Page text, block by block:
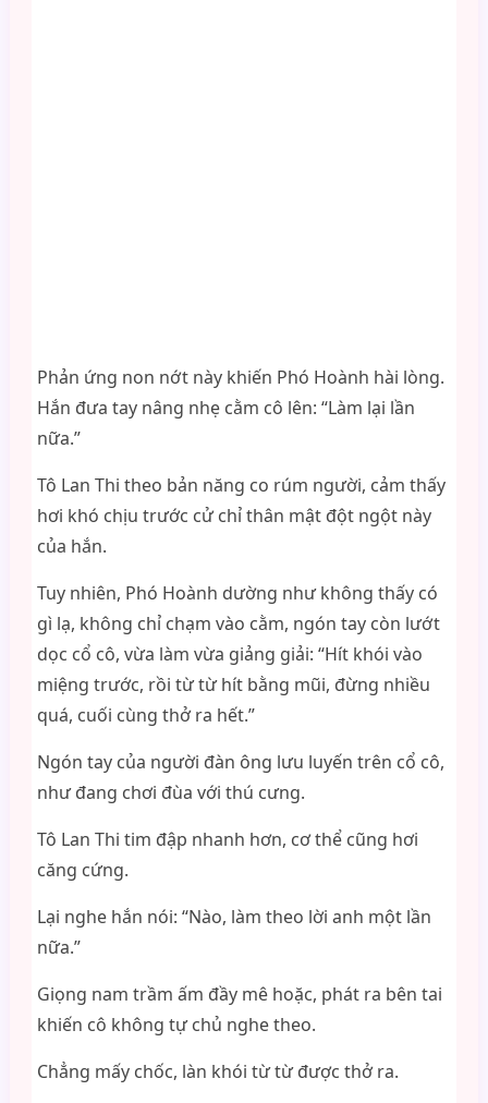
Phản ứng non nớt này khiến Phó Hoành hài lòng.
Hắn đưa tay nâng nhẹ cằm cô lên: “Làm lại lần
nữa.”
Tô Lan Thi theo bản năng co rúm người, cảm thấy
hơi khó chịu trước cử chỉ thân mật đột ngột này
của hắn.
Tuy nhiên, Phó Hoành dường như không thấy có
gì lạ, không chỉ chạm vào cằm, ngón tay còn lướt
dọc cổ cô, vừa làm vừa giảng giải: “Hít khói vào
miệng trước, rồi từ từ hít bằng mũi, đừng nhiều
quá, cuối cùng thở ra hết.”
Ngón tay của người đàn ông lưu luyến trên cổ cô,
như đang chơi đùa với thú cưng.
Tô Lan Thi tim đập nhanh hơn, cơ thể cũng hơi
căng cứng.
Lại nghe hắn nói: “Nào, làm theo lời anh một lần
nữa.”
Giọng nam trầm ấm đầy mê hoặc, phát ra bên tai
khiến cô không tự chủ nghe theo.
Chẳng mấy chốc, làn khói từ từ được thở ra.